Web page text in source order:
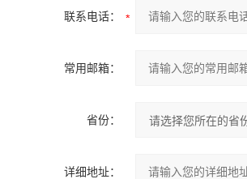
联系电话：
常用邮箱：
省份：
详细地址：